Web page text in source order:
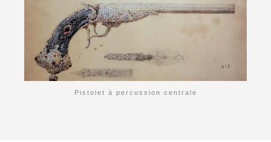
Pistolet à percussion centrale